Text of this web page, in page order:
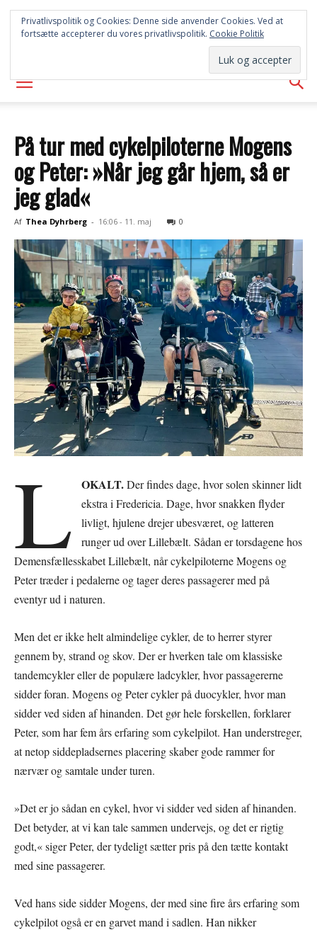
SYD
AVISEN
På tur med cykelpiloterne Mogens
og Peter: »Når jeg går hjem, så er
jeg glad«
Af Thea Dyhrberg - 16:06 - 11. maj 0
L OKALT.Der findes dage, hvor solen skinner lidt
ekstra i Fredericia. Dage, hvor snakken flyder
livligt, hjulene drejer ubesværet, og latteren
runger ud over Lillebælt. Sådan er torsdagene hos
Demensfællesskabet Lillebælt, når cykelpiloterne Mogens og
Peter træder i pedalerne og tager deres passagerer med på
eventyr ud i naturen.
Men det er ikke helt almindelige cykler, de to herrer styrer
gennem by, strand og skov. Der er hverken tale om klassiske
tandemcykler eller de populære ladcykler, hvor passagererne
sidder foran. Mogens og Peter cykler på duocykler, hvor man
sidder ved siden af hinanden. Det gør hele forskellen, forklarer
Peter, som har fem års erfaring som cykelpilot. Han understreger,
at netop siddepladsernes placering skaber gode rammer for
nærvær og samtale under turen.
»Det er jo sådan en cykel, hvor vi sidder ved siden af hinanden.
Det betyder, at vi kan tale sammen undervejs, og det er rigtig
godt,« siger Peter, der tydeligt sætter pris på den tætte kontakt
med sine passagerer.
Ved hans side sidder Mogens, der med sine fire års erfaring som
cykelpilot også er en garvet mand i sadlen. Han nikker
Privatlivspolitik og Cookies: Denne side anvender Cookies. Ved at
fortsætte accepterer du vores privatlivspolitik. Cookie Politik